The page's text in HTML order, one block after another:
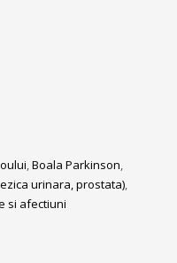
,Boala Parkinson,
urinara, prostata),
si afectiuni